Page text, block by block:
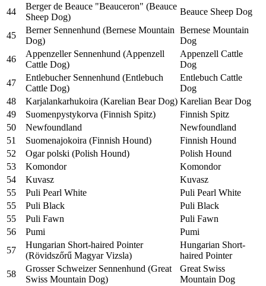
44
Berger de Beauce "Beauceron" (Beauce
Sheep Dog)
Beauce Sheep Dog
45
Berner Sennenhund (Bernese Mountain
Dog)
Bernese Mountain
Dog
46
Appenzeller Sennenhund (Appenzell
Cattle Dog)
Appenzell Cattle
Dog
47
Entlebucher Sennenhund (Entlebuch
Cattle Dog)
Entlebuch Cattle
Dog
48
Karjalankarhukoira (Karelian Bear Dog) Karelian Bear Dog
49
Suomenpystykorva (Finnish Spitz)
Finnish Spitz
50
Newfoundland
Newfoundland
51
Suomenajokoira (Finnish Hound)
Finnish Hound
52
Ogar polski (Polish Hound)
Polish Hound
53
Komondor
Komondor
54
Kuvasz
Kuvasz
55
Puli Pearl White
Puli Pearl White
55
Puli Black
Puli Black
55
Puli Fawn
Puli Fawn
56
Pumi
Pumi
57
Hungarian Short-haired Pointer
(Rövidszőrű Magyar Vizsla)
Hungarian Short-
haired Pointer
58
Grosser Schweizer Sennenhund (Great
Swiss Mountain Dog)
Great Swiss
Mountain Dog